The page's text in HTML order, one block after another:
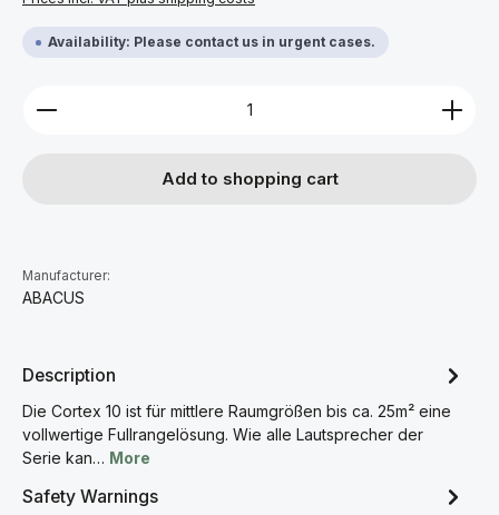
Availability: Please contact us in urgent cases.
Product Quantity: Enter the desired amount or
Add to shopping cart
Manufacturer:
ABACUS
Description
Die Cortex 10 ist für mittlere Raumgrößen bis ca. 25m² eine
vollwertige Fullrangelösung. Wie alle Lautsprecher der
Serie kan… More
Safety Warnings